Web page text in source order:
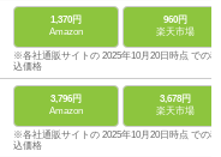
1,370円
Amazon
960円
楽天市場
※各社通販サイトの 2025年10月20日時点 での税
込価格
3,796円
Amazon
3,678円
楽天市場
※各社通販サイトの 2025年10月20日時点 での税
込価格